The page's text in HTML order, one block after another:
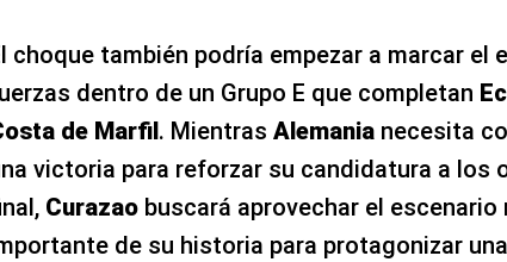
choque también podría empezar a marcar el
dentro de un Grupo E que completan
de Marfil. Mientras Alemanianecesita
victoria para reforzar su candidatura a los
Curazaobuscará aprovechar el escenario
de su historia para protagonizar